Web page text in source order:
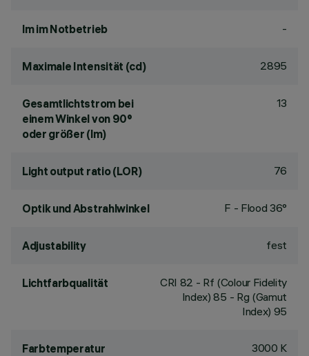
lm im Notbetrieb -
Maximale Intensität (cd) 2895
Gesamtlichtstrom bei
einem Winkel von 90°
oder größer (lm)
13
Light output ratio (LOR) 76
Optik und Abstrahlwinkel F - Flood 36°
Adjustability fest
Lichtfarbqualität CRI 82 - Rf (Colour Fidelity
Index) 85 - Rg (Gamut
Index) 95
Farbtemperatur 3000 K